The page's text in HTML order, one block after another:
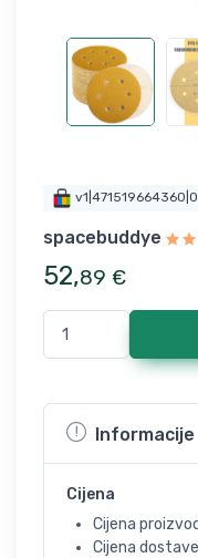
v1|471519664360|0
spacebuddye
52,89 €
Informacije
Cijena
Cijena
Cijena